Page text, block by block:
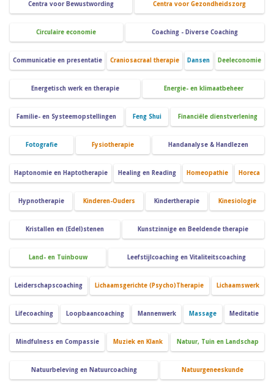
Centra voor Bewustwording Centra voor Gezondheidszorg
Circulaire economie Coaching - Diverse Coaching
Communicatie en presentatie Craniosacraal therapie Dansen Deeleconomie
Energetisch werk en therapie Energie- en klimaatbeheer
Familie- en Systeemopstellingen Feng Shui Financiële dienstverlening
Fotografie Fysiotherapie Handanalyse & Handlezen
Haptonomie en Haptotherapie Healing en Reading Homeopathie Horeca
Hypnotherapie Kinderen-Ouders Kindertherapie Kinesiologie
Kristallen en (Edel)stenen Kunstzinnige en Beeldende therapie
Land- en Tuinbouw Leefstijlcoaching en Vitaliteitscoaching
Leiderschapscoaching Lichaamsgerichte (Psycho)Therapie Lichaamswerk
Lifecoaching Loopbaancoaching Mannenwerk Massage Meditatie
Mindfulness en Compassie Muziek en Klank Natuur, Tuin en Landschap
Natuurbeleving en Natuurcoaching Natuurgeneeskunde